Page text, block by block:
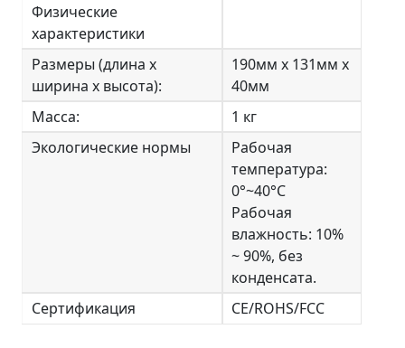
Физические
характеристики
Размеры (длина х
ширина х высота):
190мм х 131мм х
40мм
Масса:
1 кг
Экологические нормы
Рабочая
температура:
0°~40°C
Рабочая
влажность: 10%
~ 90%, без
конденсата.
Сертификация
CE/ROHS/FCC